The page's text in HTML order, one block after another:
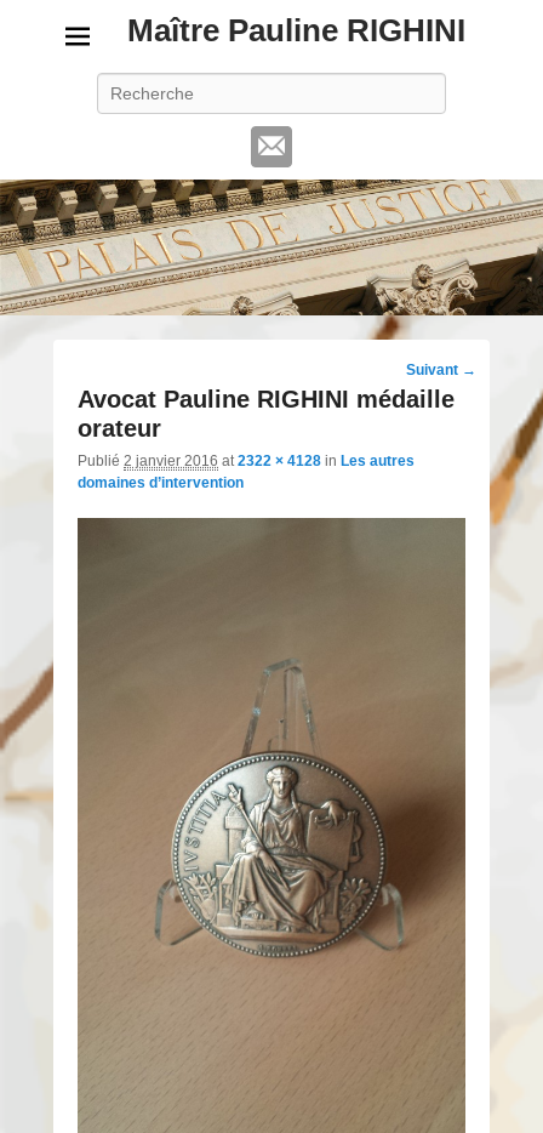
Maître Pauline RIGHINI
Navigation
d'image
Suivant →
Avocat Pauline RIGHINI médaille
orateur
Publié 2 janvier 2016 at2322 × 4128 in Les autres
domaines d’intervention